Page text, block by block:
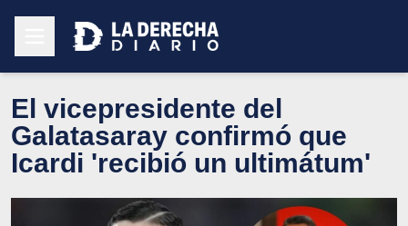
El vicepresidente del
Galatasaray confirmó que
Icardi 'recibió un ultimátum'